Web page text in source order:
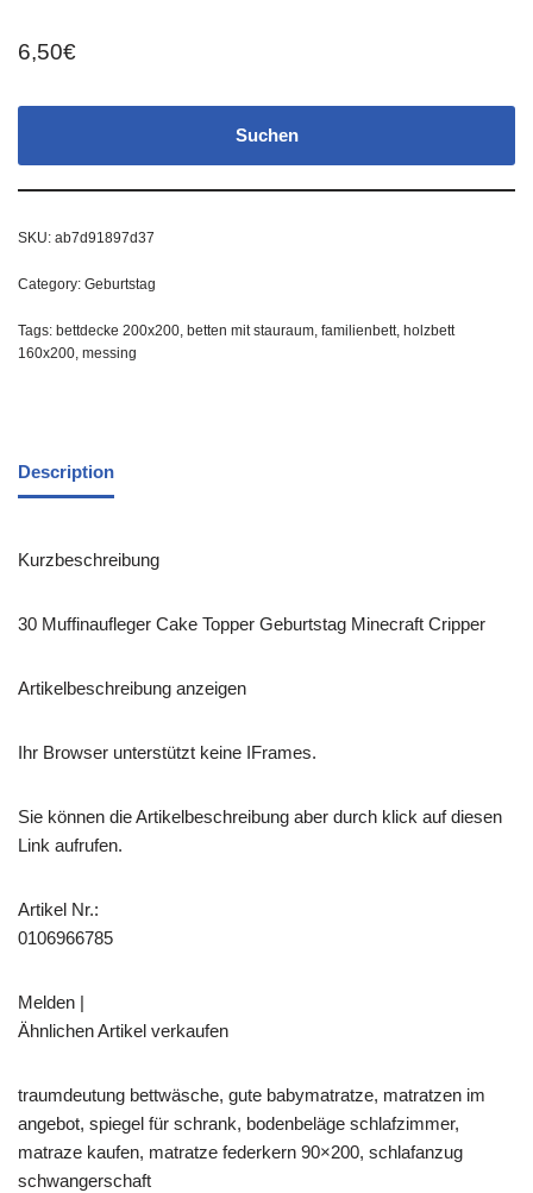
6,50€
Suchen
SKU: ab7d91897d37
Category: Geburtstag
Tags: bettdecke 200x200, betten mit stauraum, familienbett, holzbett
160x200, messing
Description
Kurzbeschreibung
30 Muffinaufleger Cake Topper Geburtstag Minecraft Cripper
Artikelbeschreibung anzeigen
Ihr Browser unterstützt keine IFrames.
Sie können die Artikelbeschreibung aber durch klick auf diesen
Link aufrufen.
Artikel Nr.:
0106966785
Melden |
Ähnlichen Artikel verkaufen
traumdeutung bettwäsche, gute babymatratze, matratzen im
angebot, spiegel für schrank, bodenbeläge schlafzimmer,
matraze kaufen, matratze federkern 90×200, schlafanzug
schwangerschaft